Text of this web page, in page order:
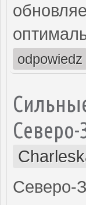
odpowiedz
Северо-
Северо-